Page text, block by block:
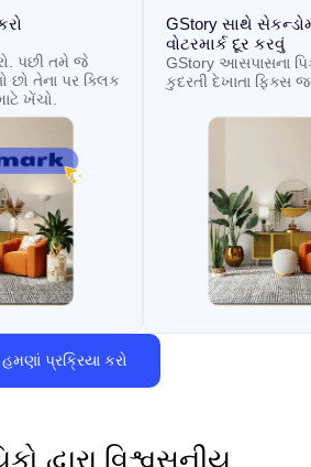
પછી તમે જે
છો તેના પર ક્લિક
ખેંચો.
GStory સાથે
વોટરમાર્ક દૂર કરવું
GStory આસપાસના
કુદરતી દેખાતા ફિક્સ
હમણાં પ્રક્રિયા કરો
દ્વારા વિશ્વસનીય